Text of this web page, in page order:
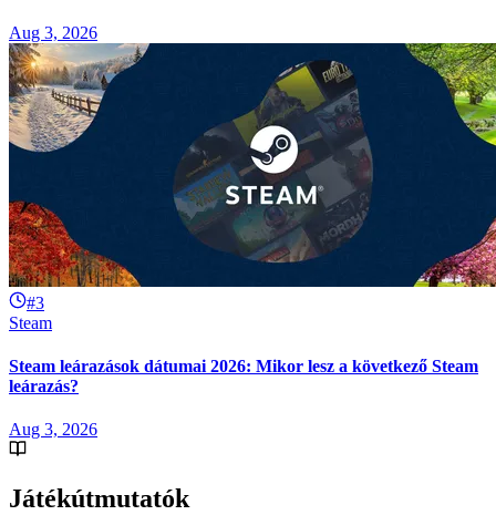
Aug 3, 2026
#3
Steam
Steam leárazások dátumai 2026: Mikor lesz a következő Steam
leárazás?
Aug 3, 2026
Játékútmutatók